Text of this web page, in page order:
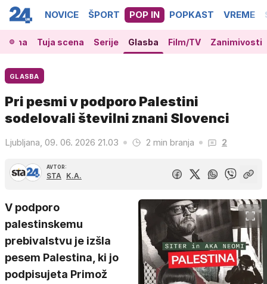
NOVICE ŠPORT POP IN POPKAST VREME
Tuja scena Serije Glasba Film/TV Zanimivosti
GLASBA
Pri pesmi v podporo Palestini
sodelovali številni znani Slovenci
Ljubljana, 09. 06. 2026 21.03 2 min branja 2
AVTOR:
STA K.A.
V podporo
palestinskemu
prebivalstvu je izšla
pesem Palestina, ki jo
podpisujeta Primož